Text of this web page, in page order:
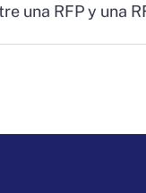
una RFP y una